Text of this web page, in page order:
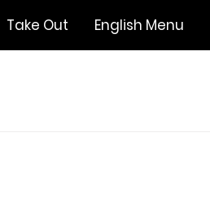
Take Out English Menu